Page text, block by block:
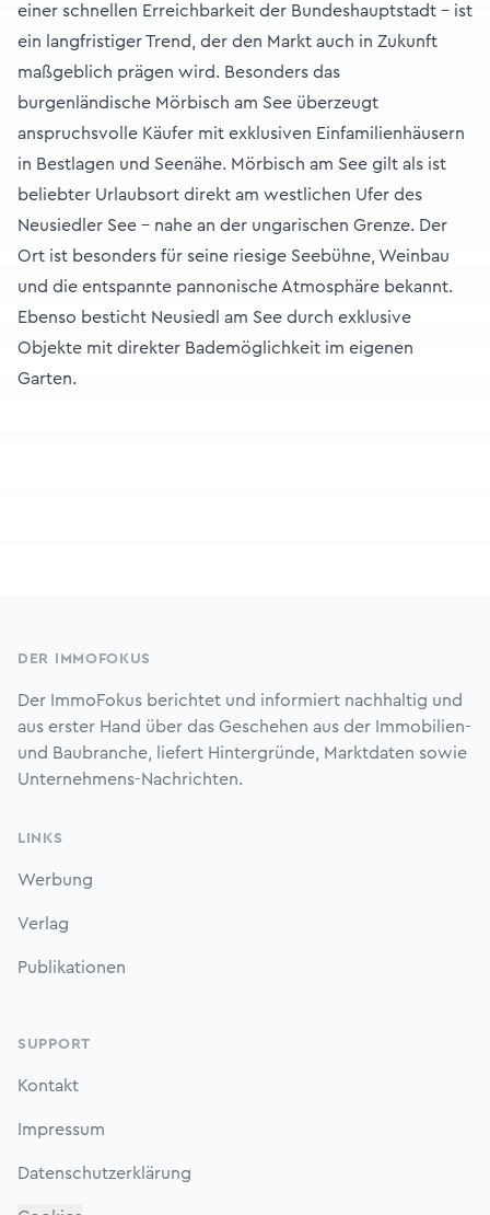
einer schnellen Erreichbarkeit der Bundeshauptstadt – ist
ein langfristiger Trend, der den Markt auch in Zukunft
maßgeblich prägen wird. Besonders das
burgenländische Mörbisch am See überzeugt
anspruchsvolle Käufer mit exklusiven Einfamilienhäusern
in Bestlagen und Seenähe. Mörbisch am See gilt als ist
beliebter Urlaubsort direkt am westlichen Ufer des
Neusiedler See – nahe an der ungarischen Grenze. Der
Ort ist besonders für seine riesige Seebühne, Weinbau
und die entspannte pannonische Atmosphäre bekannt.
Ebenso besticht Neusiedl am See durch exklusive
Objekte mit direkter Bademöglichkeit im eigenen
Garten.
DER IMMOFOKUS
Der ImmoFokus berichtet und informiert nachhaltig und
aus erster Hand über das Geschehen aus der Immobilien-
und Baubranche, liefert Hintergründe, Marktdaten sowie
Unternehmens-Nachrichten.
LINKS
Werbung
Verlag
Publikationen
SUPPORT
Kontakt
Impressum
Datenschutzerklärung